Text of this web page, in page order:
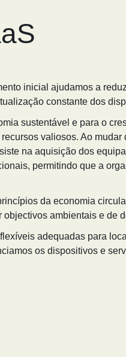
inicial ajudamos a
constante dos
sustentável e para o
valiosos. Ao mudar
na aquisição dos
permitindo que a
da economia
ambientais e de
adequadas para
os dispositivos e